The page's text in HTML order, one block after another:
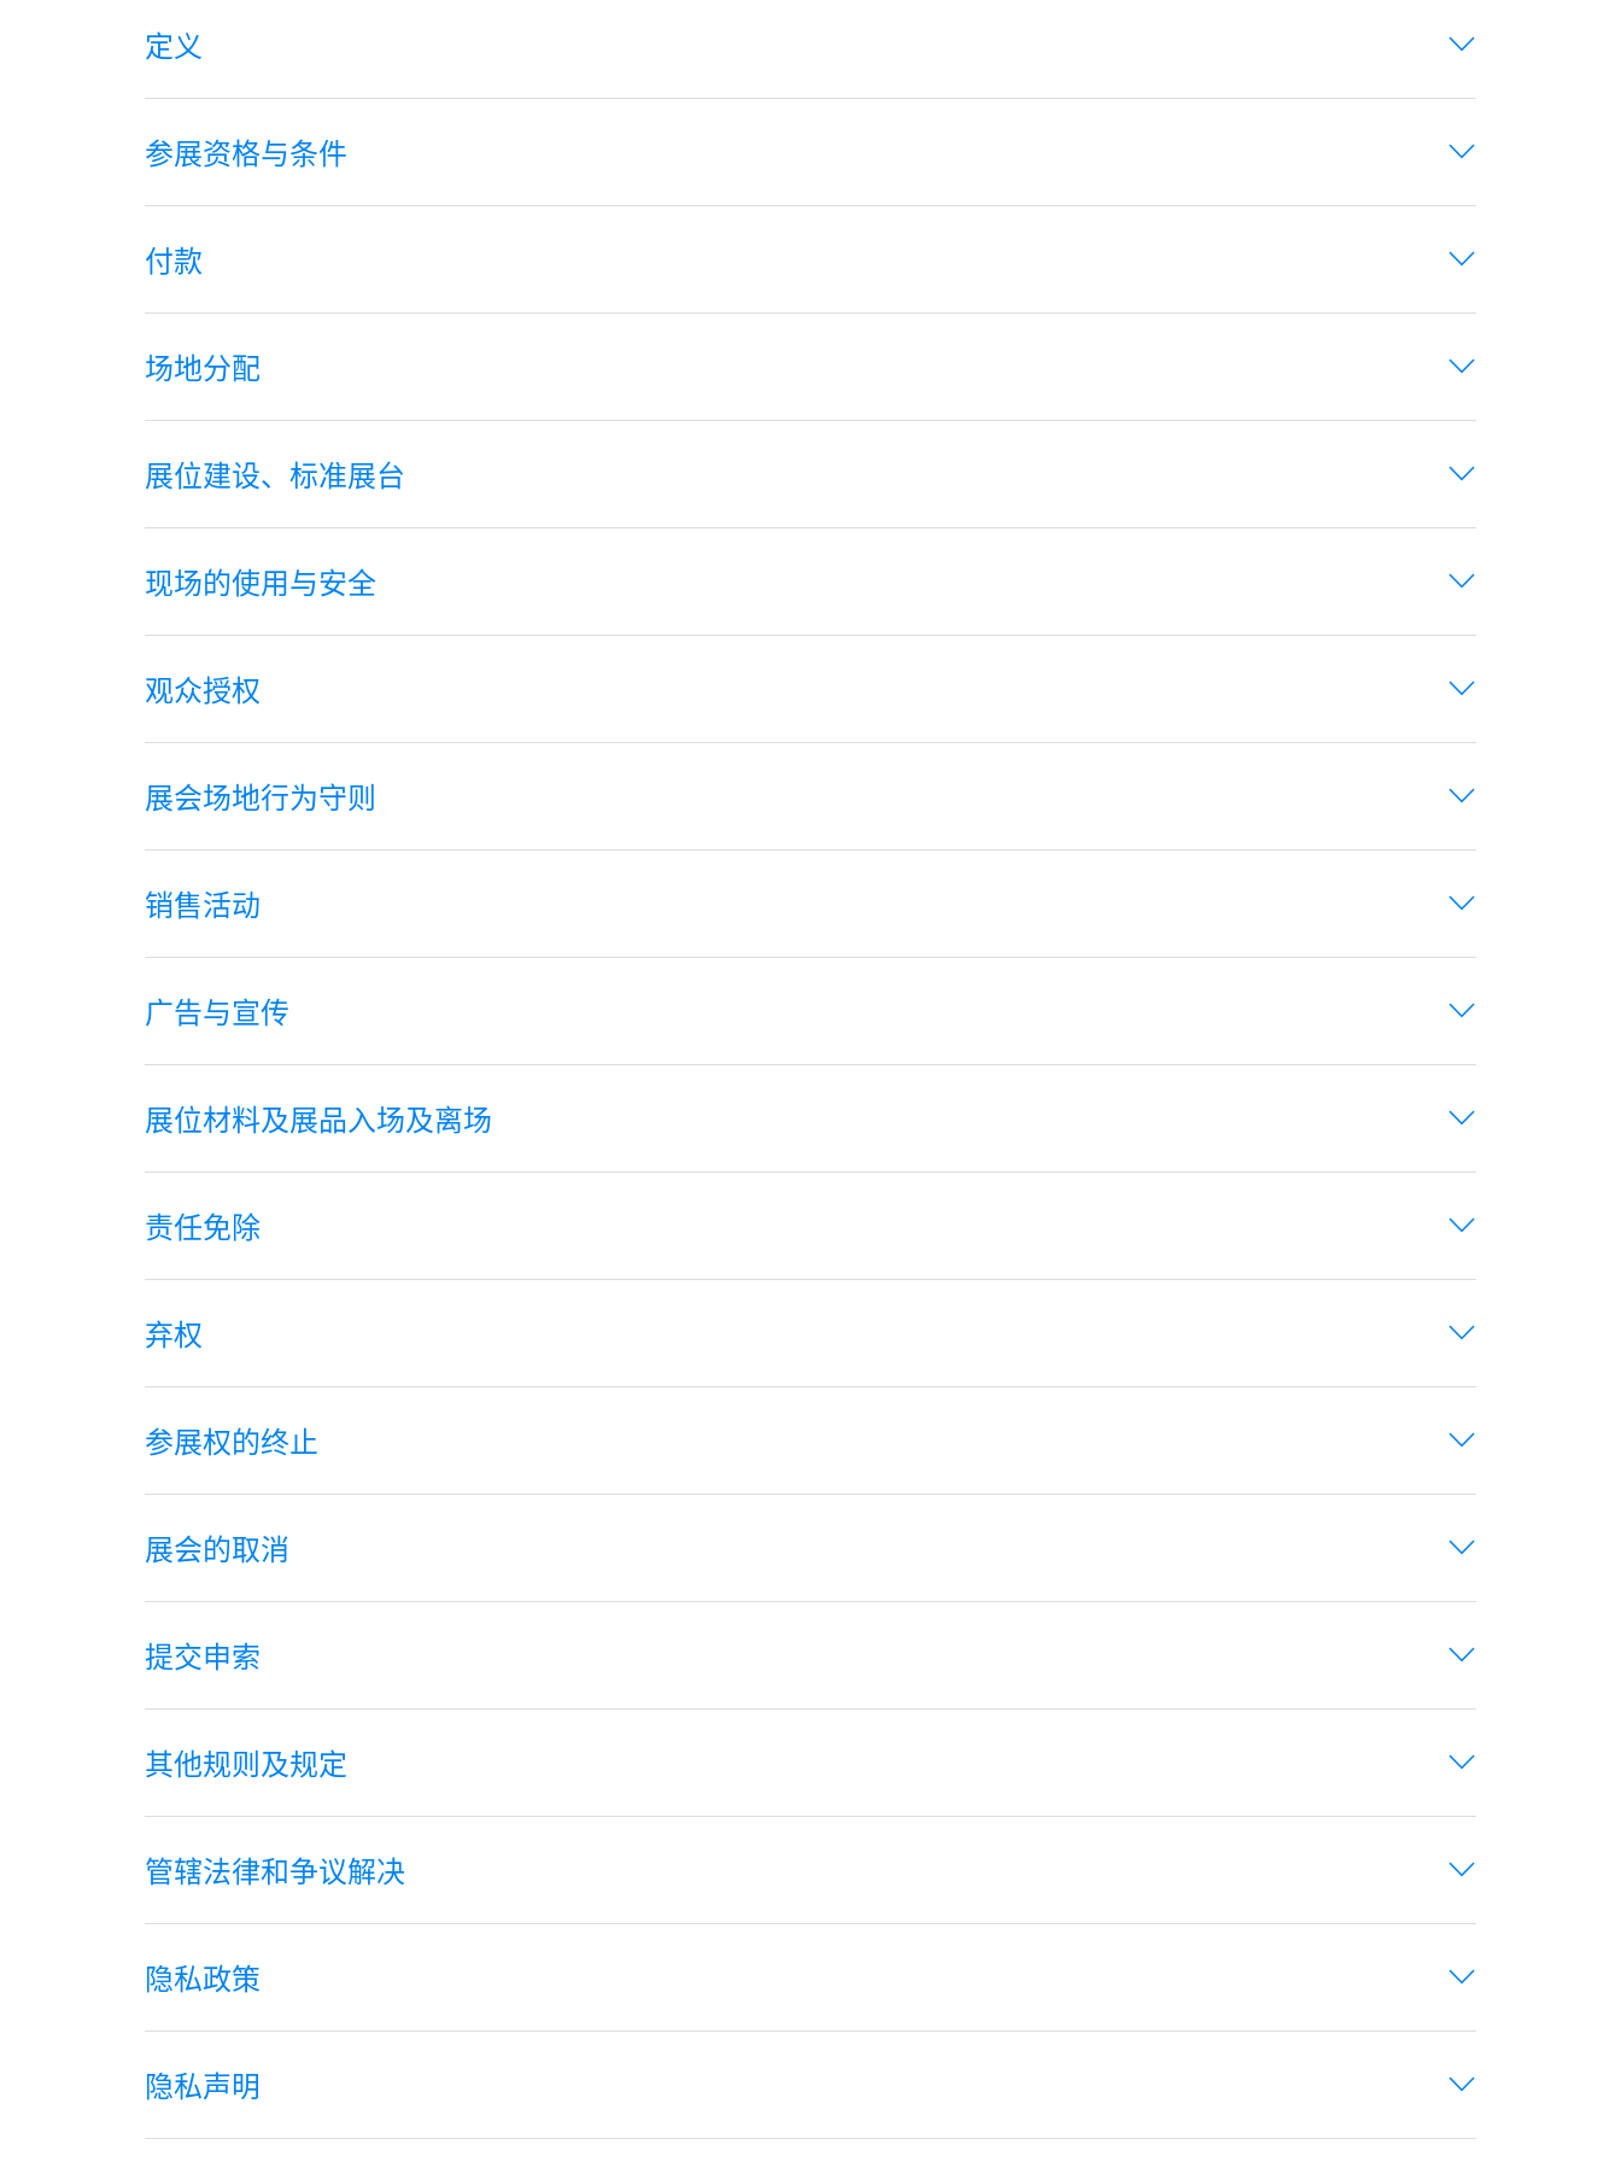
定义
参展资格与条件
付款
场地分配
展位建设、标准展台
现场的使用与安全
观众授权
展会场地行为守则
销售活动
广告与宣传
展位材料及展品入场及离场
责任免除
弃权
参展权的终止
展会的取消
提交申索
其他规则及规定
管辖法律和争议解决
隐私政策
隐私声明